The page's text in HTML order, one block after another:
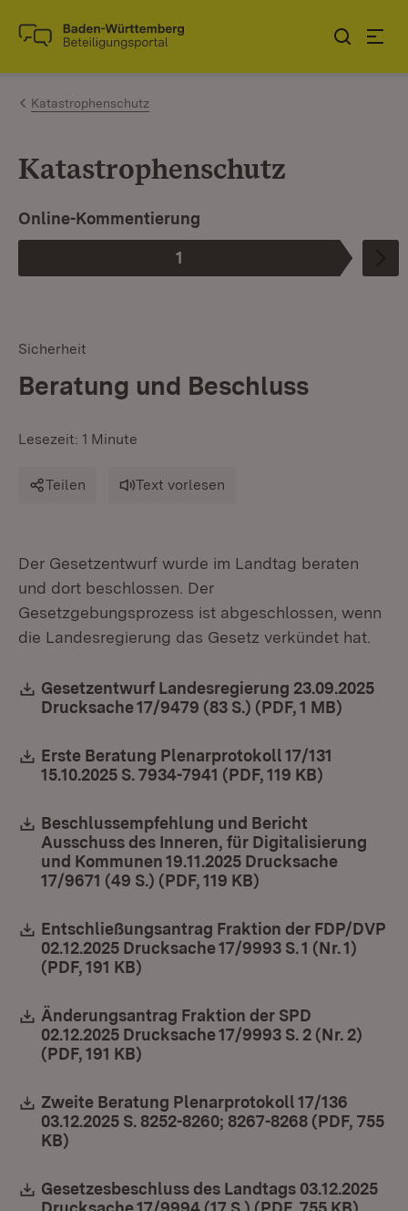
Zum Inhalt springen
Link zur Startseite
Katastrophenschutz
Katastrophenschutz
Phase
1
:
Online-Kommentierung
Sicherheit
Beratung und Beschluss
Lesezeit: 1 Minute
Teilen Text vorlesen
Der Gesetzentwurf wurde im Landtag beraten
und dort beschlossen. Der
Gesetzgebungsprozess ist abgeschlossen, wenn
die Landesregierung das Gesetz verkündet hat.
Download:
Gesetzentwurf Landesregierung 23.09.2025
Drucksache 17/9479 (83 S.) (PDF, 1 MB)
Download:
Erste Beratung Plenarprotokoll 17/131
15.10.2025 S. 7934-7941 (PDF, 119 KB)
Download:
Beschlussempfehlung und Bericht
Ausschuss des Inneren, für Digitalisierung
und Kommunen 19.11.2025 Drucksache
17/9671 (49 S.) (PDF, 119 KB)
Download:
Entschließungsantrag Fraktion der FDP/DVP
02.12.2025 Drucksache 17/9993 S. 1 (Nr. 1)
(PDF, 191 KB)
Download:
Änderungsantrag Fraktion der SPD
02.12.2025 Drucksache 17/9993 S. 2 (Nr. 2)
(PDF, 191 KB)
Download:
Zweite Beratung Plenarprotokoll 17/136
03.12.2025 S. 8252-8260; 8267-8268 (PDF, 755
KB)
Download:
Gesetzesbeschluss des Landtags 03.12.2025